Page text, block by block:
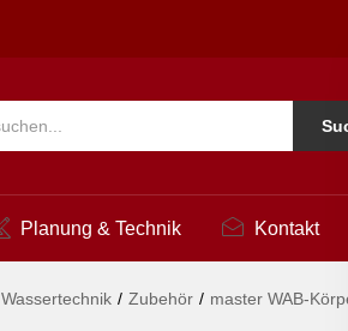
Planung & Technik Kontakt
Wassertechnik / Zubehör / master WAB-